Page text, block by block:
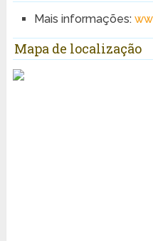
Mais informações:
Mapa de localização